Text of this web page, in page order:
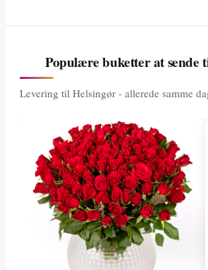
Populære buketter at sende
Levering til Helsingør - allerede samme